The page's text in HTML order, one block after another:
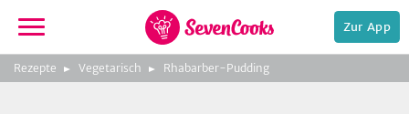
zur
Startseite
Zur App
Rezepte Vegetarisch Rhabarber-Pudding
Bild
3
zeigen